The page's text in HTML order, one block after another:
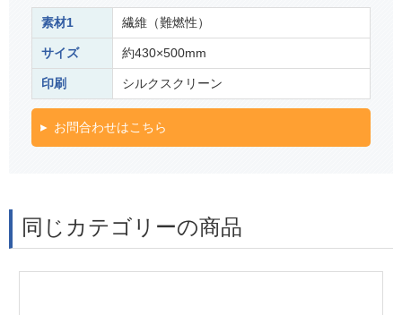
素材1 繊維（難燃性）
サイズ 約430×500mm
印刷 シルクスクリーン
お問合わせはこちら
同じカテゴリーの商品